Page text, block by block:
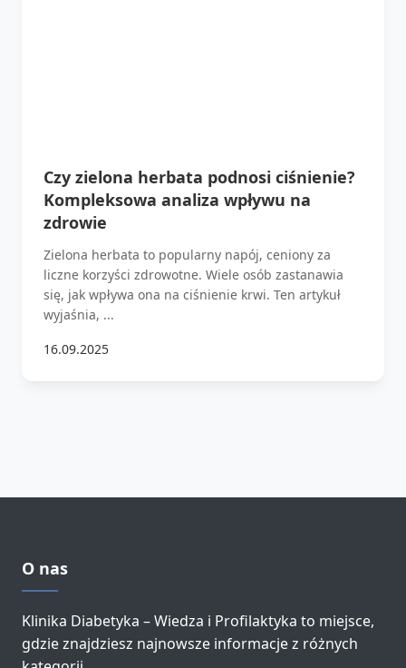
Czy zielona herbata podnosi ciśnienie?
Kompleksowa analiza wpływu na
zdrowie
Zielona herbata to popularny napój, ceniony za
liczne korzyści zdrowotne. Wiele osób zastanawia
się, jak wpływa ona na ciśnienie krwi. Ten artykuł
wyjaśnia, ...
16.09.2025
O nas
Klinika Diabetyka – Wiedza i Profilaktyka to miejsce,
gdzie znajdziesz najnowsze informacje z różnych